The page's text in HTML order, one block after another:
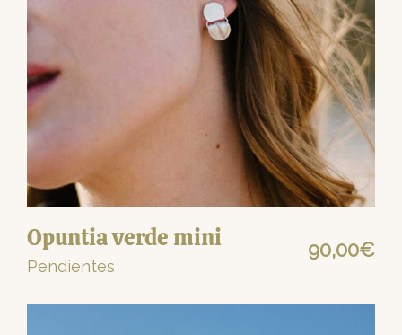
Opuntia verde mini
Pendientes
90,00€